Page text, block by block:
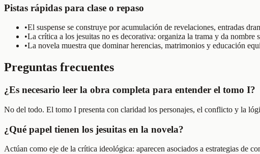
Pistas rápidas para clase o repaso
•El suspense se construye por acumulación de revelaciones, entradas
•La crítica a los jesuitas no es decorativa: organiza la trama y da nombre
•La novela muestra que dominar herencias, matrimonios y educación
Preguntas frecuentes
¿Es necesario leer la obra completa para entender el tomo I?
No del todo. El tomo I presenta con claridad los personajes, el conflicto y la
¿Qué papel tienen los jesuitas en la novela?
Actúan como eje de la crítica ideológica: aparecen asociados a estrategias de